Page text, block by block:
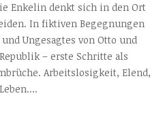
Enkelin denkt sich in den Ort
In fiktiven Begegnungen
Ungesagtes von Otto und
– erste Schritte als
Arbeitslosigkeit, Elend,